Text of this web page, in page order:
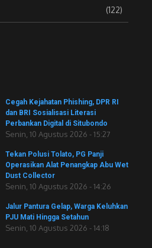
(122)
Cegah Kejahatan Phishing, DPR RI
dan BRI Sosialisasi Literasi
Perbankan Digital di Situbondo
Senin, 10 Agustus 2026 - 15:27
Tekan Polusi Tolato, PG Panji
Operasikan Alat Penangkap Abu Wet
Dust Collector
Senin, 10 Agustus 2026 - 14:26
Jalur Pantura Gelap, Warga Keluhkan
PJU Mati Hingga Setahun
Senin, 10 Agustus 2026 - 14:18